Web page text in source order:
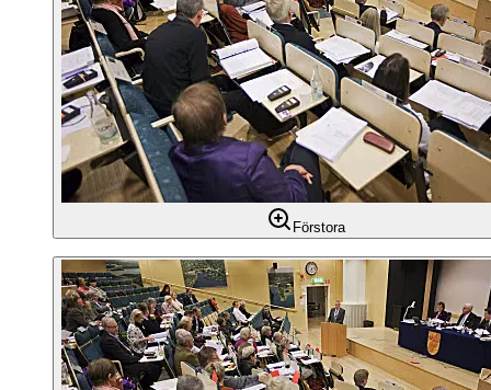
Förstora